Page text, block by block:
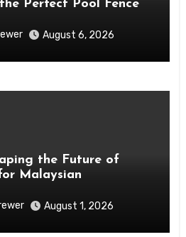
Perfect Pool Fence
August 6, 2026
the Future of
Malaysian
August 1, 2026